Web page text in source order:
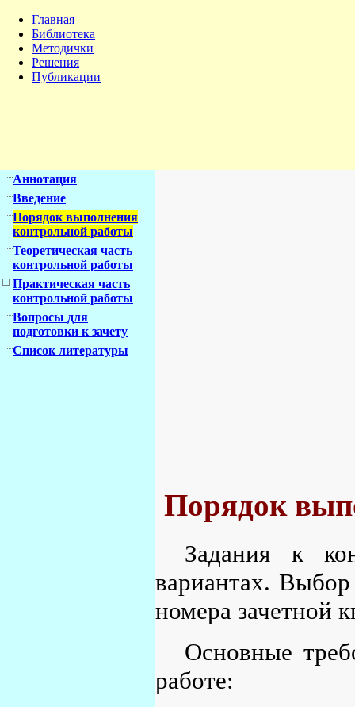
Главная
Библиотека
Методички
Решения
Публикации
Аннотация
Введение
Порядок выполнения
контрольной работы
Теоретическая часть
контрольной работы
Практическая часть
контрольной работы
Вопросы для
подготовки к зачету
Список литературы
Порядок
Задания к
вариантах.
номера зачетной
Основные
работе: